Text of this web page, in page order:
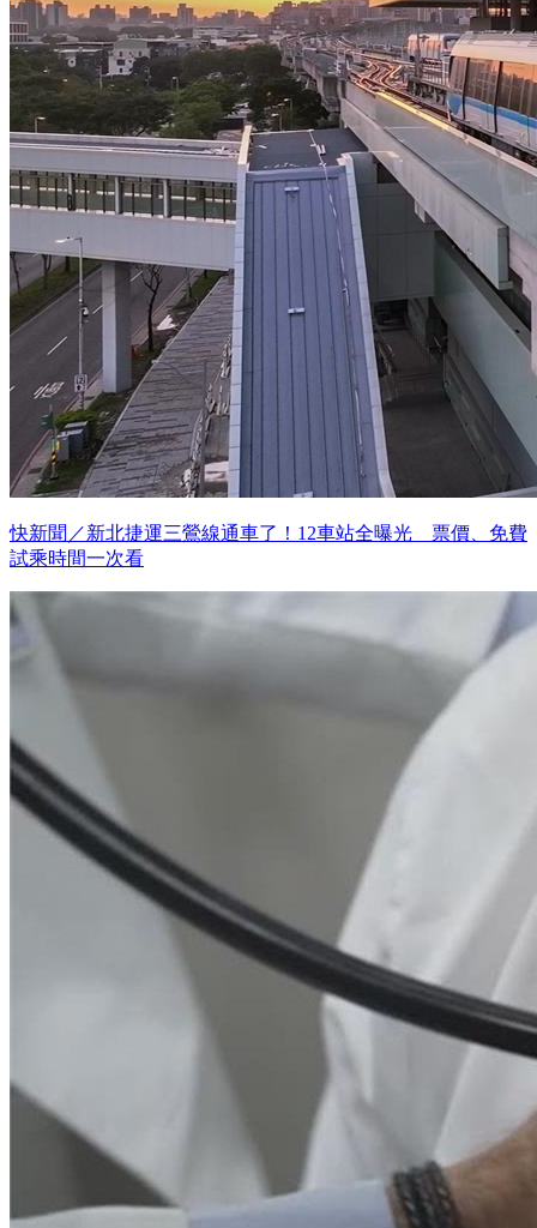
快新聞／新北捷運三鶯線通車了！12車站全曝光 票價、免費
試乘時間一次看